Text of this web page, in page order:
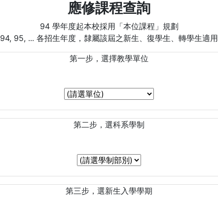
應修課程查詢
94 學年度起本校採用「本位課程」規劃
94, 95, ... 各招生年度，隸屬該屆之新生、復學生、轉學生適用
第一步，選擇教學單位
第二步，選科系學制
第三步，選新生入學學期